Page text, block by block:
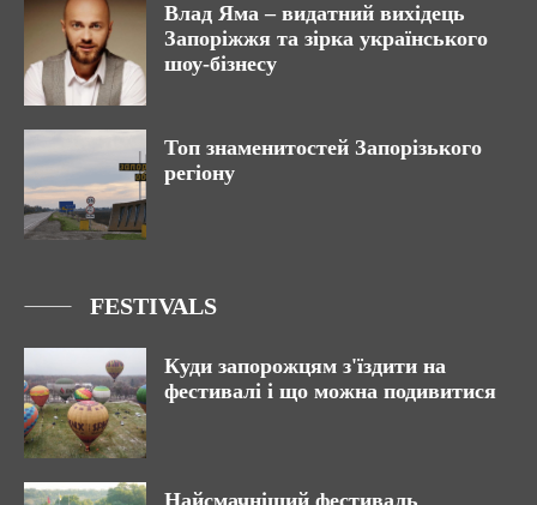
Влад Яма – видатний вихідець
Запоріжжя та зірка українського
шоу-бізнесу
Топ знаменитостей Запорізького
регіону
FESTIVALS
Куди запорожцям з'їздити на
фестивалі і що можна подивитися
Найсмачніший фестиваль